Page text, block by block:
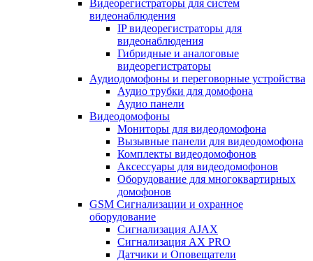
Видеорегистраторы для систем
видеонаблюдения
IP видеорегистраторы для
видеонаблюдения
Гибридные и аналоговые
видеорегистраторы
Аудиодомофоны и переговорные устройства
Аудио трубки для домофона
Аудио панели
Видеодомофоны
Мониторы для видеодомофона
Вызывные панели для видеодомофона
Комплекты видеодомофонов
Аксессуары для видеодомофонов
Оборудование для многоквартирных
домофонов
GSM Сигнализации и охранное
оборудование
Сигнализация AJAX
Сигнализация AX PRO
Датчики и Оповещатели